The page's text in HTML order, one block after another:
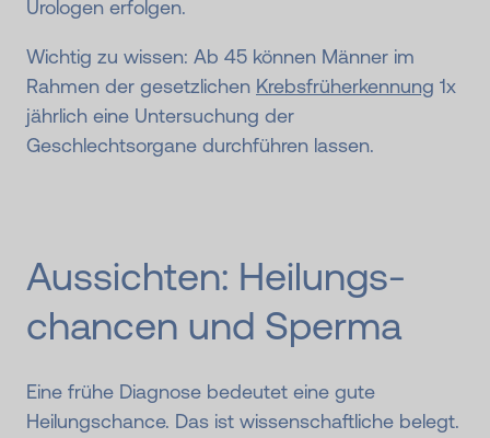
Urologen erfolgen.
Wichtig zu wissen: Ab 45 können Männer im
Rahmen der gesetzlichen Krebsfrüherkennung 1x
jährlich eine Untersuchung der
Geschlechtsorgane durchführen lassen.
Aussichten: Heilungs­
chancen und Sperma
Eine frühe Diagnose bedeutet eine gute
Heilungschance. Das ist wissenschaftliche belegt.